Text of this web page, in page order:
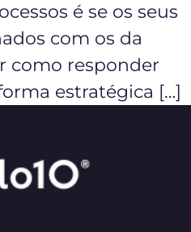
é se os seus
com os da
como responder
estratégica […]